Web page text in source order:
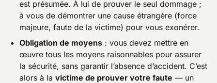
est présumée. À lui de prouver le seul dommage ;
à vous de démontrer une cause étrangère (force
majeure, faute de la victime) pour vous exonérer.
Obligation de moyens : vous devez mettre en
œuvre tous les moyens raisonnables pour assurer
la sécurité, sans garantir l’absence d’accident. C’est
alors à la victime de prouver votre faute — un